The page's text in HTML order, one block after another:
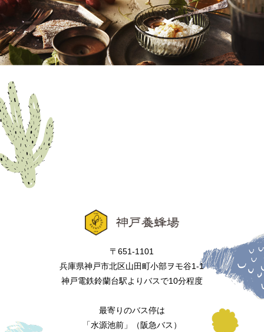
〒651-1101
兵庫県神戸市北区山田町小部ヲモ谷1-1
神戸電鉄鈴蘭台駅よりバスで10分程度
最寄りのバス停は
「水源池前」（阪急バス）